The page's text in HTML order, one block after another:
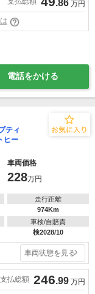
.86 万円
電話をかける
ティ
ヒー
車両価格
228万円
走行距離
974Km
車検/自賠責
検2028/10
車両状態を見る
支払総額 246.99 万円